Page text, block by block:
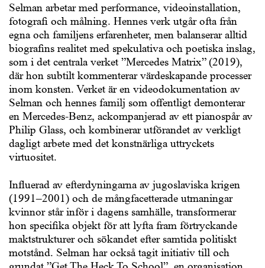
Selman arbetar med performance, videoinstallation,
fotografi och målning. Hennes verk utgår ofta från
egna och familjens erfarenheter, men balanserar alltid
biografins realitet med spekulativa och poetiska inslag,
som i det centrala verket ”Mercedes Matrix” (2019),
där hon subtilt kommenterar värdeskapande processer
inom konsten. Verket är en videodokumentation av
Selman och hennes familj som offentligt demonterar
en Mercedes-Benz, ackompanjerad av ett pianospår av
Philip Glass, och kombinerar utförandet av verkligt
dagligt arbete med det konstnärliga uttryckets
virtuositet.
Influerad av efterdyningarna av jugoslaviska krigen
(1991–2001) och de mångfacetterade utmaningar
kvinnor står inför i dagens samhälle, transformerar
hon specifika objekt för att lyfta fram förtryckande
maktstrukturer och sökandet efter samtida politiskt
motstånd. Selman har också tagit initiativ till och